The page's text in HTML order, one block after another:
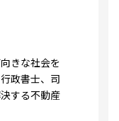
きな社会を
政書士、司
する不動産